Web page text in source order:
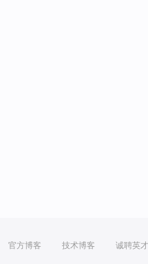
官方博客 技术博客 诚聘英才